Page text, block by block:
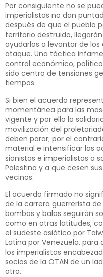
Por consiguiente no se
imperialistas no dan
después de que el pueblo
territorio destruido,
ayudarlos a levantar de
ataque. Una táctica
control económico,
sido centro de tensiones
tiempos.
Si bien el acuerdo
momentánea para las
vigente y por ello la
movilización del
deben parar; por el
material e intensificar las
sionistas e imperialistas a
Palestina y a que cesen
vecinos.
El acuerdo firmado no
de la carrera guerrerista
bombas y balas seguirán
como en otras latitudes,
el sudeste asiático por
Latina por Venezuela,
los imperialistas
socios de la OTAN de un
otro.